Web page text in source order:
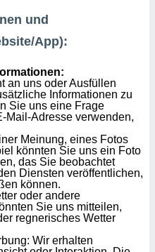
und
App):
an uns oder Ausfüllen
Informationen zu
Sie uns eine Frage
Mail-Adresse verwenden,
Meinung, eines Fotos
könnten Sie uns ein Foto
das Sie beobachtet
Diensten veröffentlichen,
können.
oder andere
Sie uns mitteilen,
regnerisches Wetter
Wir erhalten